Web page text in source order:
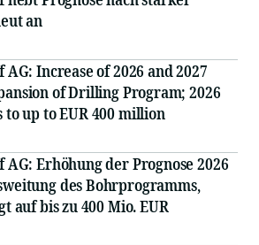
an
AG: Increase of 2026 and 2027
of Drilling Program; 2026
to up to EUR 400 million
AG: Erhöhung der Prognose 2026
des Bohrprogramms,
auf bis zu 400 Mio. EUR